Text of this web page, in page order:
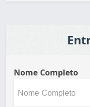
Nome Completo